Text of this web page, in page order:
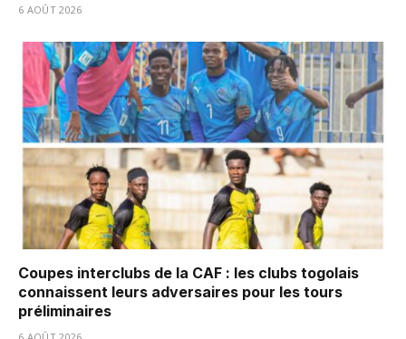
6 AOÛT 2026
Coupes interclubs de la CAF : les clubs togolais
connaissent leurs adversaires pour les tours
préliminaires